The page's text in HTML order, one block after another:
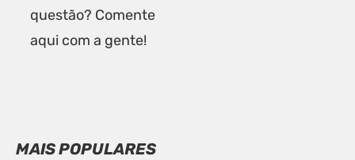
questão? Comente
aqui com a gente!
MAIS POPULARES